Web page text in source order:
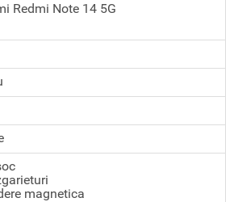
Redmi Note 14 5G
magnetica